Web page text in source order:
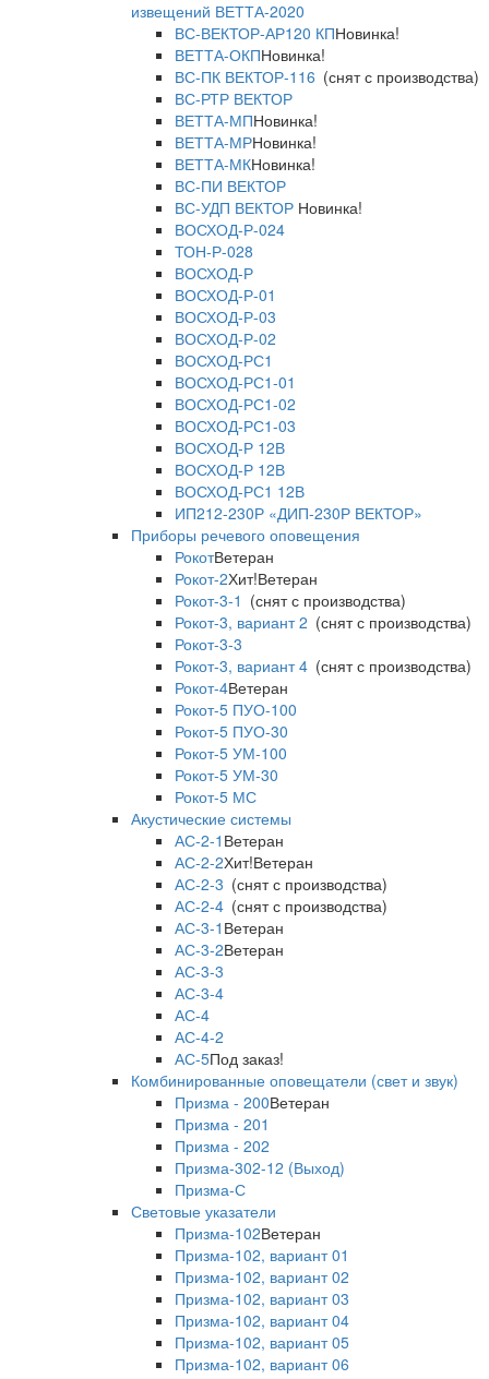
извещений ВЕТТА-2020
ВС-ВЕКТОР-АР120 КПНовинка!
ВЕТТА-ОКПНовинка!
ВС-ПК ВЕКТОР-116 (снят с производства)
ВС-РТР ВЕКТОР
ВЕТТА-МПНовинка!
ВЕТТА-МРНовинка!
ВЕТТА-МКНовинка!
ВС-ПИ ВЕКТОР
ВС-УДП ВЕКТОР Новинка!
ВОСХОД-Р-024
ТОН-Р-028
ВОСХОД-Р
ВОСХОД-Р-01
ВОСХОД-Р-03
ВОСХОД-Р-02
ВОСХОД-РС1
ВОСХОД-РС1-01
ВОСХОД-РС1-02
ВОСХОД-РС1-03
ВОСХОД-Р 12В
ВОСХОД-Р 12В
ВОСХОД-РС1 12В
ИП212-230Р «ДИП-230Р ВЕКТОР»
Приборы речевого оповещения
РокотВетеран
Рокот-2Хит!Ветеран
Рокот-3-1 (снят с производства)
Рокот-3, вариант 2 (снят с производства)
Рокот-3-3
Рокот-3, вариант 4 (снят с производства)
Рокот-4Ветеран
Рокот-5 ПУО-100
Рокот-5 ПУО-30
Рокот-5 УМ-100
Рокот-5 УМ-30
Рокот-5 МС
Акустические системы
АС-2-1 Ветеран
АС-2-2Хит!Ветеран
АС-2-3 (снят с производства)
АС-2-4 (снят с производства)
АС-3-1 Ветеран
АС-3-2Ветеран
АС-3-3
АС-3-4
АС-4
АС-4-2
АС-5Под заказ!
Комбинированные оповещатели (свет и звук)
Призма - 200Ветеран
Призма - 201
Призма - 202
Призма-302-12 (Выход)
Призма-С
Световые указатели
Призма-102Ветеран
Призма-102, вариант 01
Призма-102, вариант 02
Призма-102, вариант 03
Призма-102, вариант 04
Призма-102, вариант 05
Призма-102, вариант 06